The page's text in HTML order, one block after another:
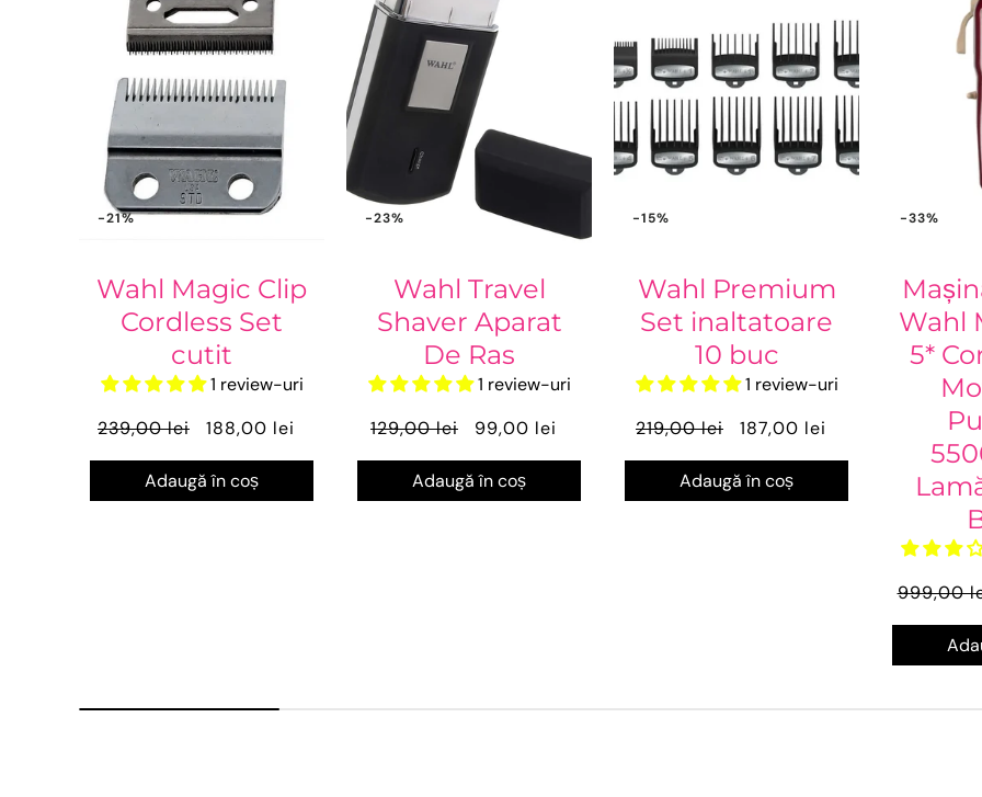
-21%
Wahl Magic Clip
Cordless Set
cutit
1 review-uri
239,00 lei
188,00 lei
Adaugă în coș
-23%
Wahl Travel
Shaver Aparat
De Ras
1 review-uri
129,00 lei
99,00 lei
Adaugă în coș
-15%
Wahl Premium
Set inaltatoare
10 buc
1 review-uri
219,00 lei
187,00 lei
Adaugă în coș
-33%
Wahl
5*
999,00